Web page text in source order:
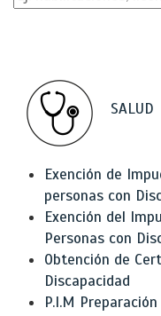
SALUD
Exención de
personas con
Exención del
Personas con
Obtención de
Discapacidad
P.I.M